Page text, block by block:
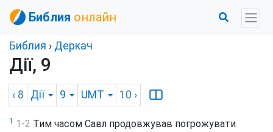
Библия онлайн
Библия › Деркач
Дії, 9
‹ 8 Дії 9 UMT 10 ›
1 1-2 Тим часом Савл продовжував погрожувати